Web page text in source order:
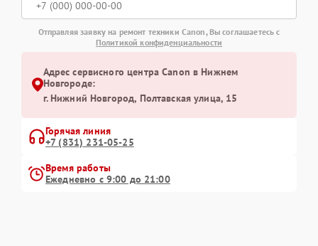
Отправляя заявку на ремонт техники Canon, Вы соглашаетесь с
Политикой конфиденциальности
Адрес сервисного центра Canon в Нижнем
Новгороде:
г. Нижний Новгород, Полтавская улица, 15
Горячая линия
+7 (831) 231-05-25
Время работы
Ежедневно с 9:00 до 21:00